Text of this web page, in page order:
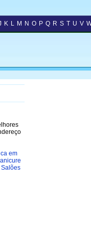
K L M N O P Q R S T U V
em
Salões